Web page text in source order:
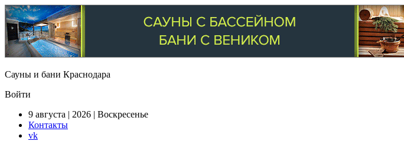
Сауны и бани Краснодара
Войти
9 августа | 2026 | Воскресенье
Контакты
vk